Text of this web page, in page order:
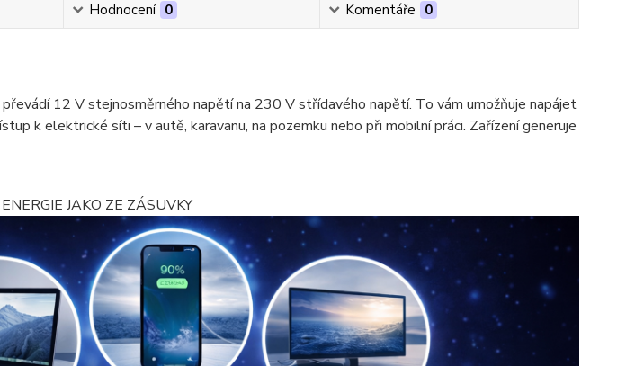
Hodnocení 0 Komentáře 0
12 V stejnosměrného napětí na 230 V střídavého napětí. To vám umožňuje napájet
k elektrické síti – v autě, karavanu, na pozemku nebo při mobilní práci. Zařízení generuje
JAKO ZE ZÁSUVKY